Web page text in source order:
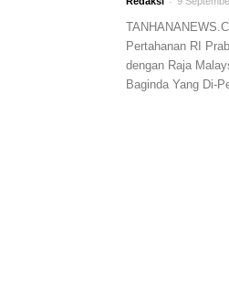
Pertahanan RI
dengan Raja
Baginda Yang Di-